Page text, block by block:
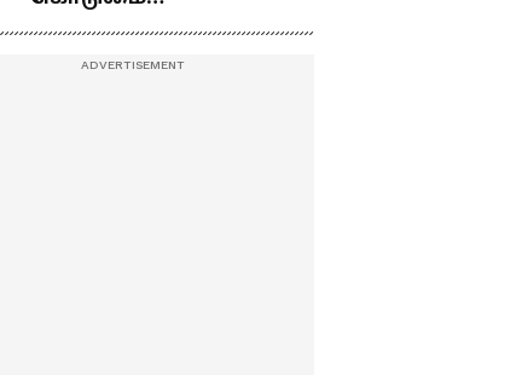
பிறக்கப்போகுது
பண்ணிட்டோம்